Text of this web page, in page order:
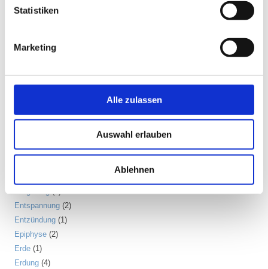
Statistiken
Marketing
Alle zulassen
Auswahl erlauben
Ablehnen
Der nach unten schauende Hund
Dosha(1)
Dunkle Jahreszeit(11)
Eigenständigkeit(4)
Emotion(6)
Entspannung (2)
Entzündung (1)
Epiphyse (2)
Erde (1)
Erdung (4)